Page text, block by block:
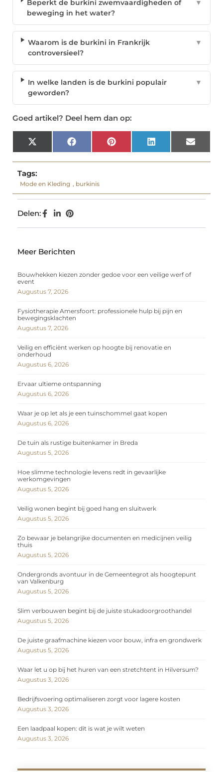
Beperkt de burkini zwemvaardigheden of
beweging in het water?
▼
Waarom is de burkini in Frankrijk
controversieel?
▼
In welke landen is de burkini populair
geworden?
▼
Goed artikel? Deel hem dan op:
X
(Twitter)
Facebook Pinterest LinkedIn Email
Tags:
Mode en Kleding , burkinis
Delen:
Meer Berichten
Bouwhekken kiezen zonder gedoe voor een veilige werf of
event
Augustus 7, 2026
Fysiotherapie Amersfoort: professionele hulp bij pijn en
bewegingsklachten
Augustus 7, 2026
Veilig en efficiënt werken op hoogte bij renovatie en
onderhoud
Augustus 6, 2026
Ervaar ultieme ontspanning
Augustus 6, 2026
Waar je op let als je een tuinschommel gaat kopen
Augustus 6, 2026
De tuin als rustige buitenkamer in Breda
Augustus 5, 2026
Hoe slimme technologie levens redt in gevaarlijke
werkomgevingen
Augustus 5, 2026
Veilig wonen begint bij goed hang en sluitwerk
Augustus 5, 2026
Zo bewaar je belangrijke documenten en medicijnen veilig
thuis
Augustus 5, 2026
Ondergronds avontuur in de Gemeentegrot als hoogtepunt
van Valkenburg
Augustus 5, 2026
Slim verbouwen begint bij de juiste stukadoorgroothandel
Augustus 5, 2026
De juiste graafmachine kiezen voor bouw, infra en grondwerk
Augustus 5, 2026
Waar let u op bij het huren van een stretchtent in Hilversum?
Augustus 3, 2026
Bedrijfsvoering optimaliseren zorgt voor lagere kosten
Augustus 3, 2026
Een laadpaal kopen: dit is wat je wilt weten
Augustus 3, 2026